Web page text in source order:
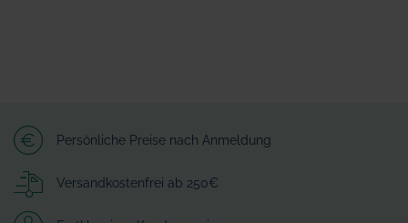
Persönliche Preise nach Anmeldung
Versandkostenfrei ab 250€